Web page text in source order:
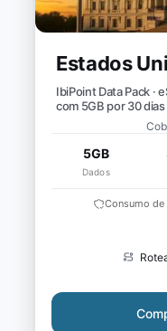
Estados
IbiPoint Data Pack ·
com 5GB por 30 dias
5GB
Dados
Consumo de